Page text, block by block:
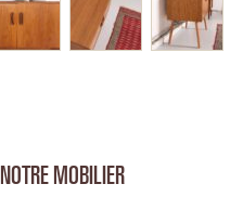
NOTRE MOBILIER